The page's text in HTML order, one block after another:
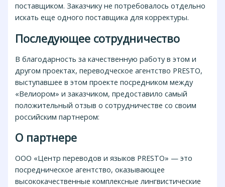
поставщиком. Заказчику не потребовалось отдельно
искать еще одного поставщика для корректуры.
Последующее сотрудничество
В благодарность за качественную работу в этом и
другом проектах, переводческое агентство PRESTO,
выступавшее в этом проекте посредником между
«Велиором» и заказчиком, предоставило самый
положительный отзыв о сотрудничестве со своим
российским партнером:
О партнере
ООО «Центр переводов и языков PRESTO» — это
посредническое агентство, оказывающее
высококачественные комплексные лингвистические